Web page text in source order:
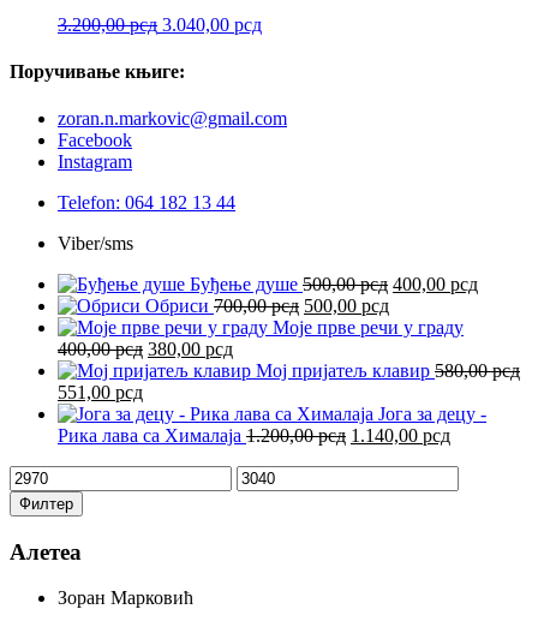
3.200,00рсд Оригинална
је
3.200,00 рсд.
3.040,00 рсдТренутна
Поручивање књиге:
zoran.n.markovic@gmail.com
Facebook
Instagram
Telefon: 064 182 13 44
Viber/sms
Буђење душе 500,00рсд Оригинална
је
500,00 рсд.
400,00 рсд
Обриси 700,00рсд Оригинална
цена
била:
500,00 рсдТренутна
цена
500,00 рсд.
Моје прве речи у граду
400,00рсд Оригинална
цена
била:
400,00 рсд.
380,00 рсдТренутна
цена
380,00 рсд.
Мој пријатељ клавир 580,00рсд
Оригинална
цена
је
551,00 рсдТренутна
цена
је:
Јога за децу -
Рика лава са Хималаја 1.200,00рсд Оригинална
1.140,00 рсдТренутна
Минимална
цена
Максимална
цена
Филтер
Алетеа
Зоран Марковић